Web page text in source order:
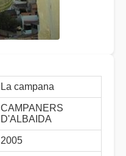
La campana
CAMPANERS
D'ALBAIDA
2005